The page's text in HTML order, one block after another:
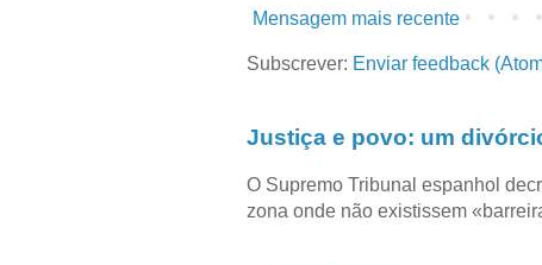
Mensagem mais recente
Subscrever: Enviar feedback
Justiça e povo: um
O Supremo Tribunal espanhol
zona onde não existissem